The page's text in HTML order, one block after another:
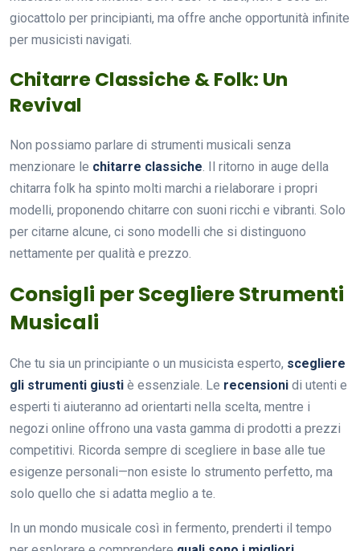
giocattolo per principianti, ma offre anche opportunità infinite
per musicisti navigati.
Chitarre Classiche & Folk: Un
Revival
Non possiamo parlare di strumenti musicali senza
menzionare le chitarre classiche. Il ritorno in auge della
chitarra folk ha spinto molti marchi a rielaborare i propri
modelli, proponendo chitarre con suoni ricchi e vibranti. Solo
per citarne alcune, ci sono modelli che si distinguono
nettamente per qualità e prezzo.
Consigli per Scegliere Strumenti
Musicali
Che tu sia un principiante o un musicista esperto, scegliere
gli strumenti giusti è essenziale. Le recensioni di utenti e
esperti ti aiuteranno ad orientarti nella scelta, mentre i
negozi online offrono una vasta gamma di prodotti a prezzi
competitivi. Ricorda sempre di scegliere in base alle tue
esigenze personali—non esiste lo strumento perfetto, ma
solo quello che si adatta meglio a te.
In un mondo musicale così in fermento, prenderti il tempo